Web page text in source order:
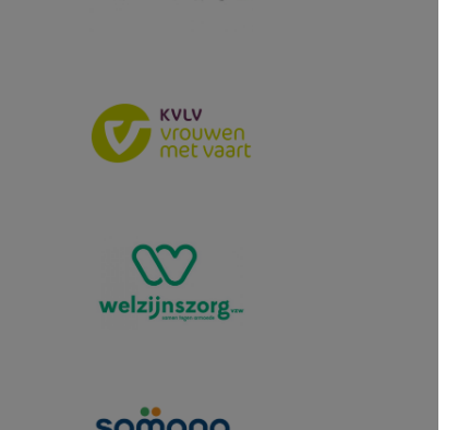
logo kvlv.png
welzijnszorg logo.jpg
logo.png